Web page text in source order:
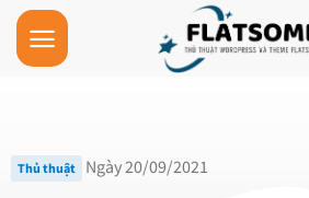
Skip
content
Thủ thuật Ngày 20/09/2021